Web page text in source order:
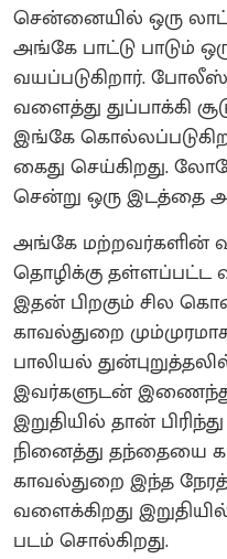
சென்னையில் ஒரு
அங்கே பாட்டு பாடும்
வயப்படுகிறார்.
வளைத்து துப்பாக்கி
இங்கே
கைது செய்கிறது.
சென்று ஒரு இடத்தை
அங்கே மற்றவர்களின்
தொழிக்கு தள்ளப்பட்ட
இதன் பிறகும் சில
காவல்துறை
பாலியல்
இவர்களுடன்
இறுதியில் தான்
நினைத்து தந்தையை
காவல்துறை இந்த
வளைக்கிறது
படம் சொல்கிறது.